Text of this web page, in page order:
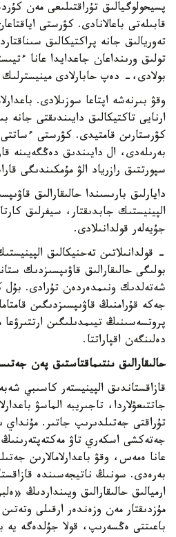
پسيحولوگيالىق تۇراقتىلىعى مەن
قابىلەتى باعالانادى. كۋرستى
تەوريالىق جانە پراكتيكالىق
تولىق ورىنداعان جاعدايدا عانا
بولادى،- دەپ حابارلادى
وقۋ بىرنەشە اپتاعا سوزىلادى.
ارنايى تاكتيكالىق دايىندىقتى جانە
كۋرستارىن قامتيدى. كۋرستى ءساتتى
بەرىلەدى، ال دايىندىق دەڭگەيىنە
سپورتتىق رازرياد الۋ مۇمكىندىگى
دايارلىق بارىسىندا حالىقارالىق
الپينيستىك جابدىقتار، سيفرلىق
جۇيەلەر قولدانىلادى.
- قولدانىلاتىن تەحنيكالىق
بولىگى حالىقارالىق قاۋىپسىزدىك
شەتەلدىك ونىمدەردەن تۇرادى. بۇل
جەكە قۇرامنىڭ قاۋىپسىزدىگىن
پروتسەسىنىڭ تيىمدىلىگىن
دەلىنگەن اقپاراتتا.
حالىقارالىق ىنتىماقتاستىق پەن
قازاقستاندىق الپينيستەر كاسىبي
جاتتىعۋلاردا، تاجىريبە الماسۋ
تۇراقتى جەتىلدىرىپ جاتىر. مۇنداي
جەتەكشى اسكەري تاۋ
عانا ەمەس، وقۋ باعدارلامالارىن
بەرەدى. سونىڭ ناتيجەسىندە
ارميالىق حالىقارالىق ويىنداردىڭ
باعىتتى ەڭسەرىپ، قولا جۇلدەگە يە